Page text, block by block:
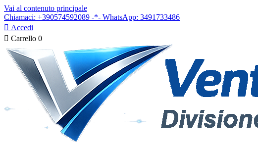
Vai al contenuto principale
Chiamaci: +390574592089 -*- WhatsApp: 3491733486
 Accedi
 Carrello 0